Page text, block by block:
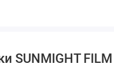
SUNMIGHT